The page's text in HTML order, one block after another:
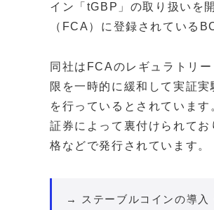
イン「tGBP」の取り扱いを
（FCA）に登録されている
同社はFCAのレギュラトリ
限を一時的に緩和して実証
を行っているとされていま
証券によって裏付けられて
格などで発行されています。
→ ステーブルコインの導入